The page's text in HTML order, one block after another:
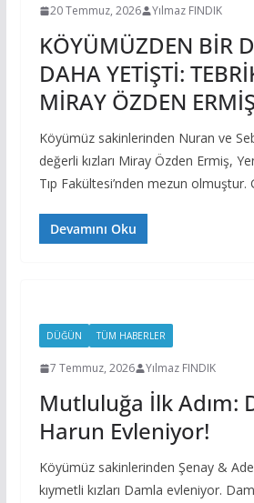
20 Temmuz, 2026 Yılmaz FINDIK
KÖYÜMÜZDEN BİR
DAHA YETİŞTİ:
MİRAY ÖZDEN
Köyümüz sakinlerinden Nuran ve
değerli kızları Miray Özden Ermiş,
Tıp Fakültesi’nden mezun olmuştur.
Devamını Oku
DÜĞÜN TÜM HABERLER
7 Temmuz, 2026 Yılmaz FINDIK
Mutluluğa İlk Adım:
Harun Evleniyor!
Köyümüz sakinlerinden Şenay &
kıymetli kızları Damla evleniyor.